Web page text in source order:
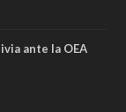
ante la OEA